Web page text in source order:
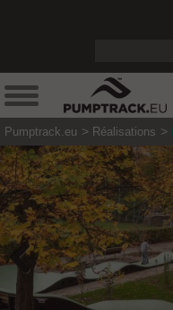
Pumptrack.eu Réalisations
Previous